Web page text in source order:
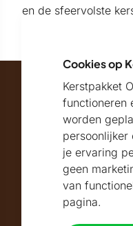
en de sfeervolste
Maatschappelijk
Beoordeeld met
Uitstekend
beoordeeld
Volg ons
Cookies op
Kerstpakket
functioneren
worden
persoonlijker
je ervaring
geen
van
pagina.